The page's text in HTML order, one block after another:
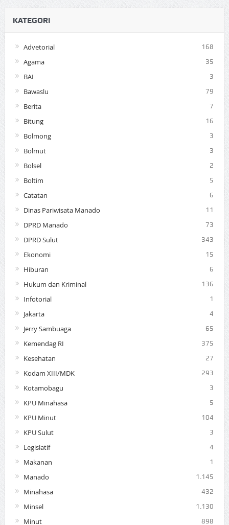
KATEGORI
Advetorial 168
Agama 35
BAI 3
Bawaslu 79
Berita 7
Bitung 16
Bolmong 3
Bolmut 3
Bolsel 2
Boltim 5
Catatan 6
Dinas Pariwisata Manado 11
DPRD Manado 73
DPRD Sulut 343
Ekonomi 15
Hiburan 6
Hukum dan Kriminal 136
Infotorial 1
Jakarta 4
Jerry Sambuaga 65
Kemendag RI 375
Kesehatan 27
Kodam XIII/MDK 293
Kotamobagu 3
KPU Minahasa 5
KPU Minut 104
KPU Sulut 3
Legislatif 4
Makanan 1
Manado 1.145
Minahasa 432
Minsel 1.130
Minut 898